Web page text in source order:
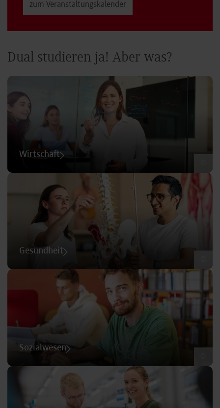
zum Veranstaltungs­kalender
Dual studieren ja! Aber was?
Wirtschaft
Gesundheit
Sozialwesen